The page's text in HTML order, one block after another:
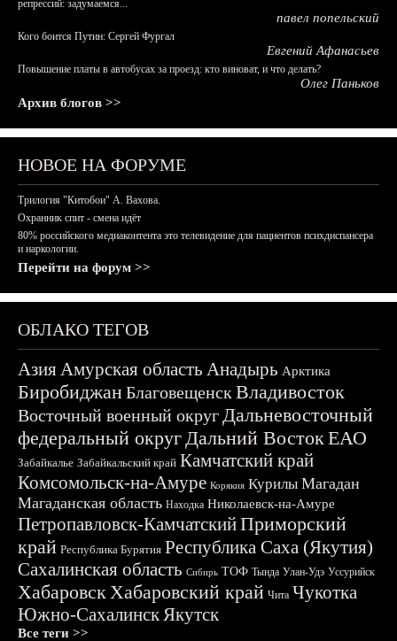
репрессий: задумаемся...
павел попельский
Кого боится Путин: Сергей Фургал
Евгений Афанасьев
Повышение платы в автобусах за проезд: кто виноват, и что делать?
Олег Паньков
Архив блогов >>
НОВОЕ НА ФОРУМЕ
Трилогия "Китобои" А. Вахова.
Охранник спит - смена идёт
80% российского медиаконтента это телевидение для пациентов психдиспансера
и наркологии.
Перейти на форум >>
ОБЛАКО ТЕГОВ
АзияАмурская область Анадырь Арктика
БиробиджанБлаговещенскВладивосток
Восточный военный округДальневосточный
федеральный округДальний ВостокЕАО
Забайкалье Забайкальский край Камчатский край
Комсомольск-на-Амуре Корякия Курилы Магадан
Магаданская область Находка Николаевск-на-Амуре
Петропавловск-КамчатскийПриморский
край Республика Бурятия Республика Саха (Якутия)
Сахалинская область Сибирь ТОФ Тында Улан-Удэ Уссурийск
ХабаровскХабаровский край Чита Чукотка
Южно-СахалинскЯкутск
Все теги >>